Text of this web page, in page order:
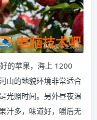
的苹果，海上 1200
山的地貌环境非常适合
光照时间。另外昼夜温
汁多，味道好，嚼后无